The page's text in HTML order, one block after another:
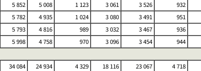
5 852 5 008 1 123 3 061 3 526 932
5 782 4 935 1 024 3 080 3 491 951
5 793 4 816 989 3 032 3 467 936
5 998 4 758 970 3 096 3 454 944
34 084 24 934 4 329 18 116 23 067 4 718